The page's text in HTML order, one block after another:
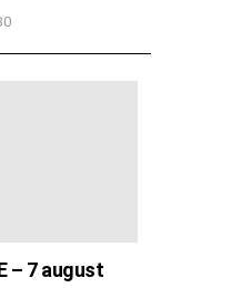
– 7 august